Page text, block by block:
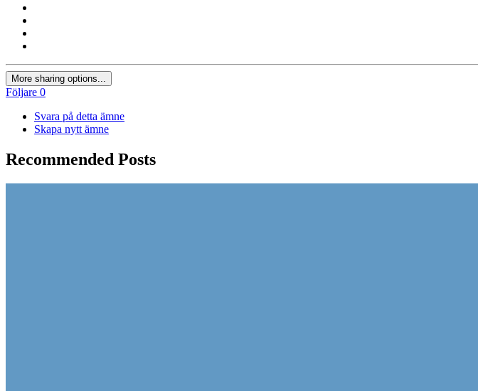
More sharing options...
Följare 0
Svara på detta ämne
Skapa nytt ämne
Recommended Posts